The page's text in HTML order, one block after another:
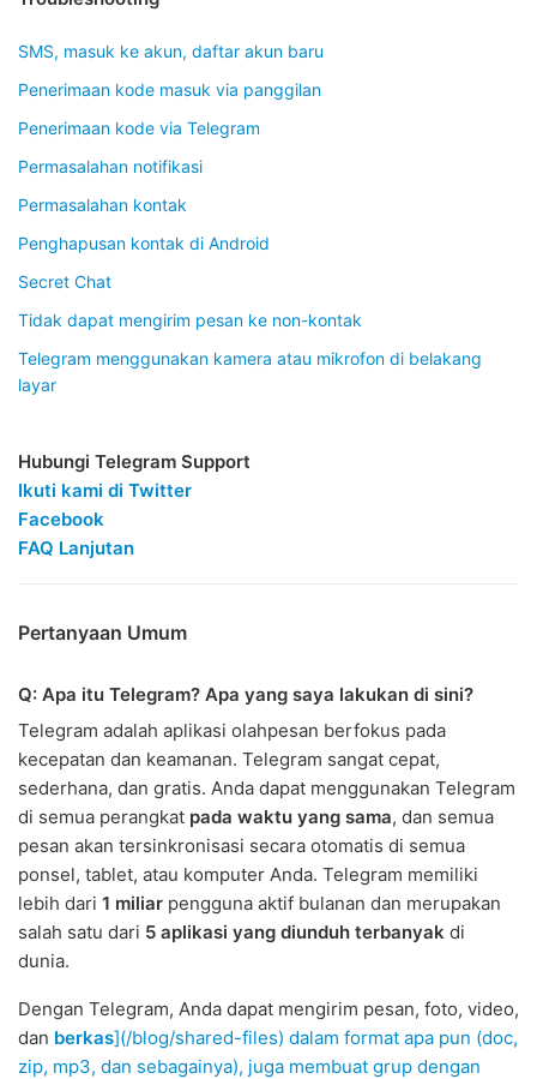
SMS, masuk ke akun, daftar akun baru
Penerimaan kode masuk via panggilan
Penerimaan kode via Telegram
Permasalahan notifikasi
Permasalahan kontak
Penghapusan kontak di Android
Secret Chat
Tidak dapat mengirim pesan ke non-kontak
Telegram menggunakan kamera atau mikrofon di belakang
layar
Hubungi Telegram Support
Ikuti kami di Twitter
Facebook
FAQ Lanjutan
Pertanyaan Umum
Q: Apa itu Telegram? Apa yang saya lakukan di sini?
Telegram adalah aplikasi olahpesan berfokus pada
kecepatan dan keamanan. Telegram sangat cepat,
sederhana, dan gratis. Anda dapat menggunakan Telegram
di semua perangkat pada waktu yang sama, dan semua
pesan akan tersinkronisasi secara otomatis di semua
ponsel, tablet, atau komputer Anda. Telegram memiliki
lebih dari 1 miliar pengguna aktif bulanan dan merupakan
salah satu dari 5 aplikasi yang diunduh terbanyak di
dunia.
Dengan Telegram, Anda dapat mengirim pesan, foto, video,
dan berkas](/blog/shared-files) dalam format apa pun (doc,
zip, mp3, dan sebagainya), juga membuat grup dengan